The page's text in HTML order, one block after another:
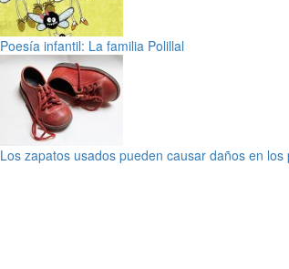
Poesía infantil: La familia Polillal
Los zapatos usados pueden causar daños en los